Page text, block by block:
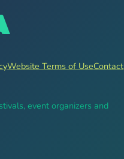
Website Terms of UseContact
event organizers and